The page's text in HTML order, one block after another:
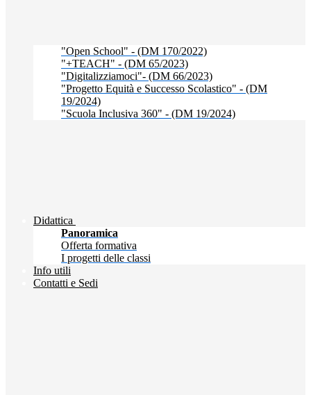
"Open School" - (DM 170/2022)
"+TEACH" - (DM 65/2023)
"Digitalizziamoci"- (DM 66/2023)
"Progetto Equità e Successo Scolastico" - (DM
19/2024)
"Scuola Inclusiva 360" - (DM 19/2024)
Didattica
Panoramica
Offerta formativa
I progetti delle classi
Info utili
Contatti e Sedi